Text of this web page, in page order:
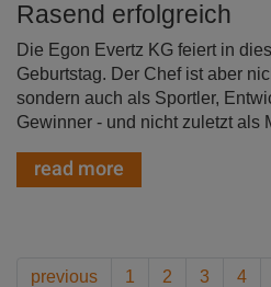
Rasend erfolgreich
Die Egon Evertz KG feiert in
Geburtstag. Der Chef ist aber
sondern auch als Sportler,
Gewinner - und nicht zuletzt als
read more
previous 1 2 3 4